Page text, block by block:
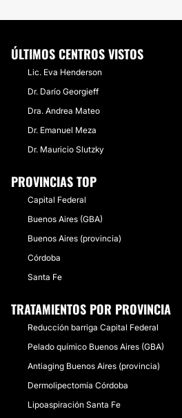
ÚLTIMOS CENTROS VISTOS
Lic. Eva Henderson
Dr. Darío Georgieff
Dra. Andrea Mateo
Dr. Emanuel Meza
Dr. Mauricio Slutzky
PROVINCIAS TOP
Capital Federal
Buenos Aires (GBA)
Buenos Aires (provincia)
Córdoba
Santa Fe
TRATAMIENTOS POR PROVINCIA
Reducción barriga Capital Federal
Pelado químico Buenos Aires (GBA)
Antiaging Buenos Aires (provincia)
Dermolipectomía Córdoba
Lipoaspiración Santa Fe